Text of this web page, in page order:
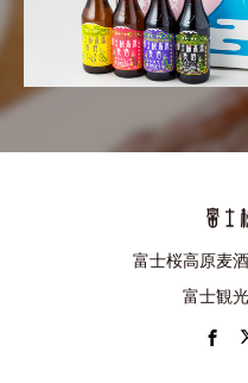
富士桜高原麦
富士観